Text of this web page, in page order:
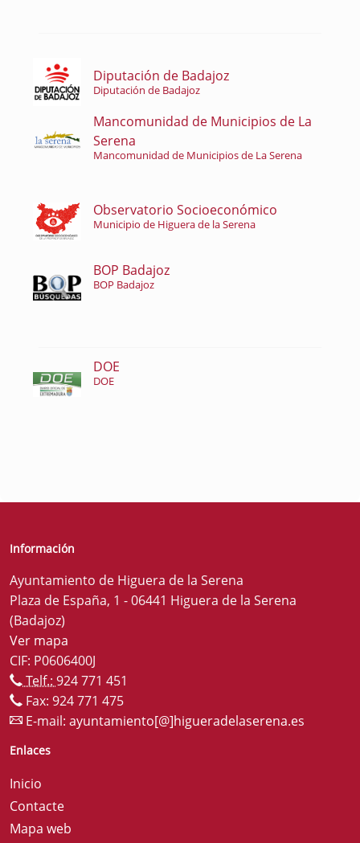
Diputación de Badajoz
Diputación de Badajoz
Mancomunidad de Municipios de La
Serena
Mancomunidad de Municipios de La Serena
Observatorio Socioeconómico
Municipio de Higuera de la Serena
BOP Badajoz
BOP Badajoz
DOE
DOE
Información
Ayuntamiento de Higuera de la Serena
Plaza de España, 1 - 06441 Higuera de la Serena
(Badajoz)
Ver mapa
CIF: P0606400J
Telf.: 924 771 451
Fax: 924 771 475
E-mail: ayuntamiento[@]higueradelaserena.es
Enlaces
Inicio
Contacte
Mapa web